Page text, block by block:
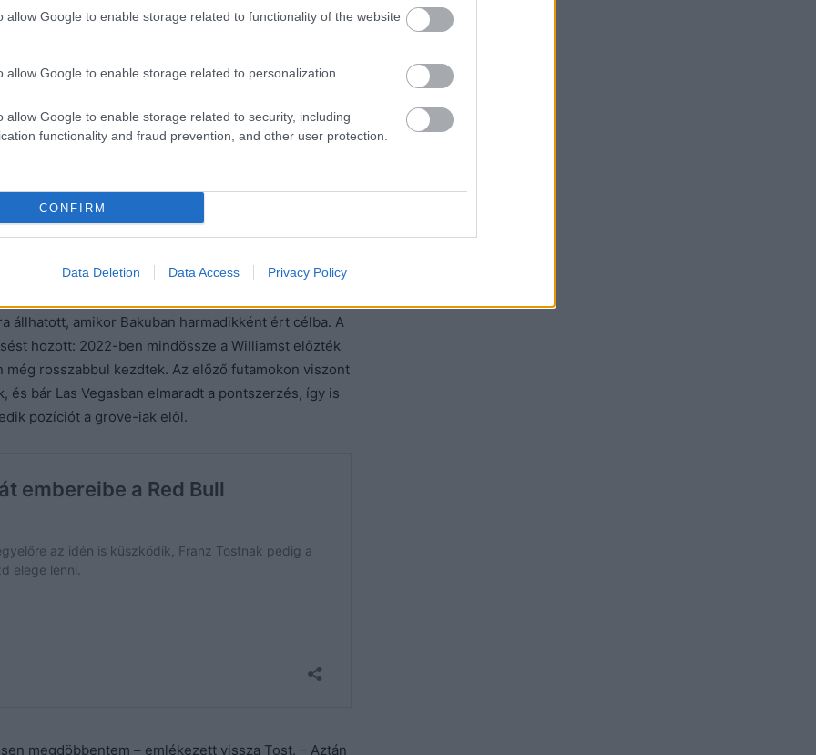
allow Google to enable storage related to functionality of the website
allow Google to enable storage related to personalization.
allow Google to enable storage related to security, including
functionality and fraud prevention, and other user protection.
CONFIRM
Data Deletion Data Access Privacy Policy
A csapat ugyanis megszerezte első dobogóit
majd a névváltoztatást követően az újabb
nagyon tetszett, és sikeres is volt –
volt. Az egyik Danyiil Kvjattal a
Paulóban
előrébb, vagy valami ilyesmi. 2020-ban pedig újabb
[a Red Bull alapítója]
AlphaTauri lesz a csapat neve«. Mi voltunk
volt. Pierre Gaslynak pedig Monzában sikerült
sikeres időszak volt.”
állhatott, amikor Bakuban harmadikként ért célba. A
hozott: 2022-ben mindössze a Williamst előzték
rosszabbul kezdtek. Az előző futamokon viszont
bár Las Vegasban elmaradt a pontszerzés, így is
pozíciót a grove-iak elől.
megdöbbentem – emlékezett vissza Tost. – Aztán